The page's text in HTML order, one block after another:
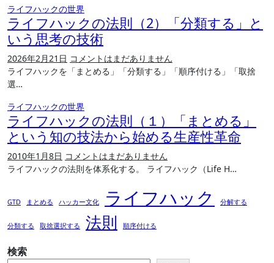
ライフハックの世界
ライフハックの法則（2）「分類する」と
いう思考の技術
2026年2月21日 コメントはまだありません
ライフハックを「まとめる」「分類する」「順序付ける」「取捨
選…
ライフハックの世界
ライフハックの法則（１）「まとめる」
という知の技法から始める生産性革命
2010年1月8日 コメントはまだありません
ライフハックの法則を体系化する。 ライフハック（Life H…
GTD まとめる ハッカー文化 ライフハック 分解する
分類する 取捨選択する 法則 順序付ける
検索